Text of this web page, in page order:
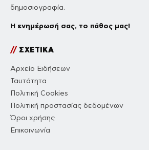
δημοσιογραφία.
Η ενημέρωσή σας, το πάθος μας!
//ΣΧΕΤΙΚΑ
Αρχείο Ειδήσεων
Ταυτότητα
Πολιτική Cookies
Πολιτική προστασίας δεδομένων
Όροι χρήσης
Επικοινωνία